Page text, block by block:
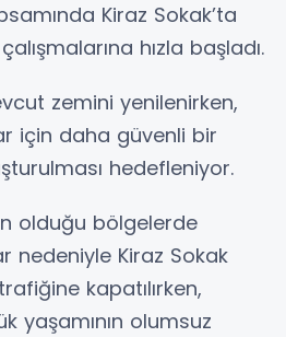
Kiraz Sokak’ta
hızla başladı.
zemini yenilenirken,
için daha güvenli bir
hedefleniyor.
olduğu bölgelerde
nedeniyle Kiraz Sokak
kapatılırken,
yaşamının olumsuz